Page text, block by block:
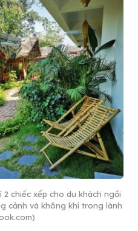
chiếc xếp cho du khách ngồi
cảnh và không khí trong lành